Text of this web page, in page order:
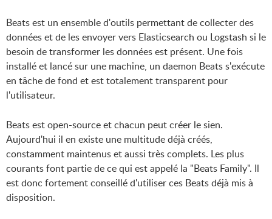
Beats est un ensemble d'outils permettant de collecter des
données et de les envoyer vers Elasticsearch ou Logstash si le
besoin de transformer les données est présent. Une fois
installé et lancé sur une machine, un daemon Beats s'exécute
en tâche de fond et est totalement transparent pour
l'utilisateur.
Beats est open-source et chacun peut créer le sien.
Aujourd'hui il en existe une multitude déjà créés,
constamment maintenus et aussi très complets. Les plus
courants font partie de ce qui est appelé la "Beats Family". Il
est donc fortement conseillé d'utiliser ces Beats déjà mis à
disposition.